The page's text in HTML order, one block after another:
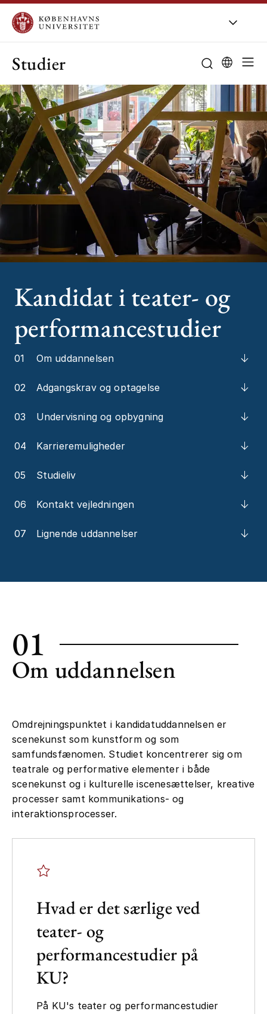
Studier
Kandidat i teater- og
performancestudier
01 Om uddannelsen
02 Adgangskrav og optagelse
03 Undervisning og opbygning
04 Karrieremuligheder
05 Studieliv
06 Kontakt vejledningen
07 Lignende uddannelser
01
Om uddannelsen
Omdrejningspunktet i kandidatuddannelsen er
scenekunst som kunstform og som
samfundsfænomen. Studiet koncentrerer sig om
teatrale og performative elementer i både
scenekunst og i kulturelle iscenesættelser, kreative
processer samt kommunikations- og
interaktionsprocesser.
Hvad er det særlige ved
teater- og
performancestudier på
KU?
På KU's teater og performancestudier